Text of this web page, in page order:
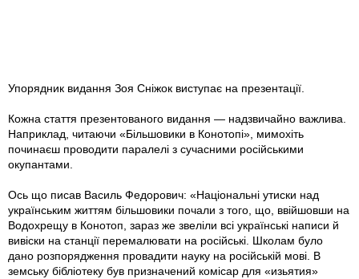
Упорядник видання Зоя Снiжок виступає на презентацiї.
Кожна стаття презентованого видання — надзвичайно важлива.
Наприклад, читаючи «Більшовики в Конотопі», мимохіть
починаєш проводити паралелі з сучасними російськими
окупантами.
Ось що писав Василь Федорович: «Національні утиски над
українським життям більшовики почали з того, що, ввійшовши на
Водохрещу в Конотоп, зараз же звеліли всі українські написи й
вивіски на станції перемалювати на російські. Школам було
дано розпорядження провадити науку на російській мові. В
земську бібліотеку був призначений комісар для «изьятия»